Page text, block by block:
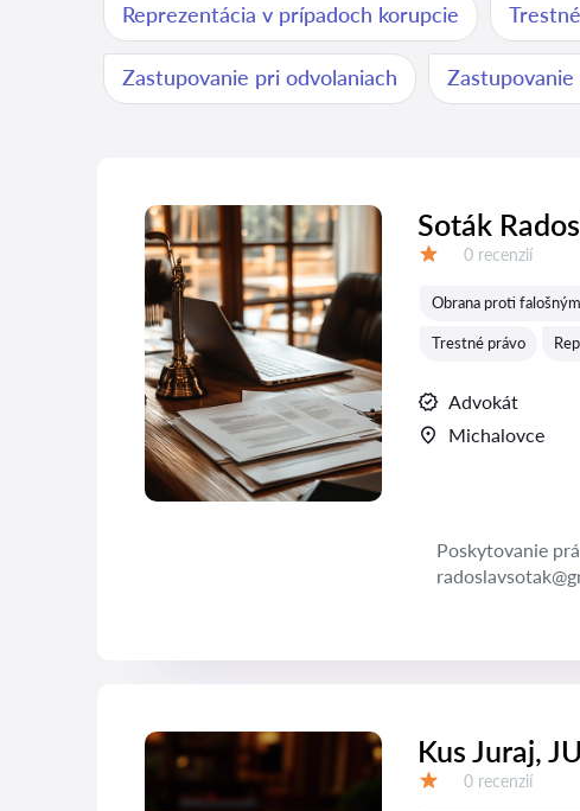
Reprezentácia v prípadoch korupcie
Zastupovanie pri odvolaniach
Soták
Recenzií:
0 recenzií
Obrana proti
Trestné právo
Advokát
Michalovce
Poskytovanie
Kus Juraj,
Recenzií:
0 recenzií